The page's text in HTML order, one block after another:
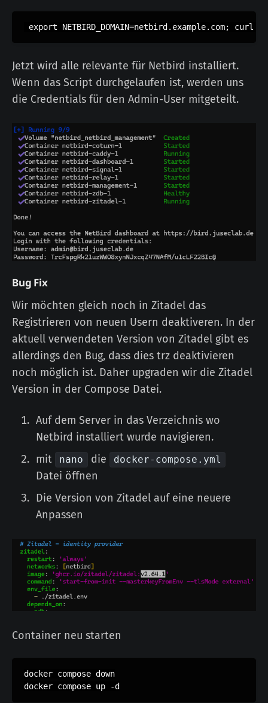
export
Jetzt wird alle relevante für Netbird installiert.
Wenn das Script durchgelaufen ist, werden uns
die Credentials für den Admin-User mitgeteilt.
Bug Fix
Wir möchten gleich noch in Zitadel das
Registrieren von neuen Usern deaktiveren. In der
aktuell verwendeten Version von Zitadel gibt es
allerdings den Bug, dass dies trz deaktivieren
noch möglich ist. Daher upgraden wir die Zitadel
Version in der Compose Datei.
Auf dem Server in das Verzeichnis wo
Netbird installiert wurde navigieren.
mit
nano die docker-compose.yml
Datei öffnen
Die Version von Zitadel auf eine neuere
Anpassen
Container neu starten
docker compose down
docker compose up -d